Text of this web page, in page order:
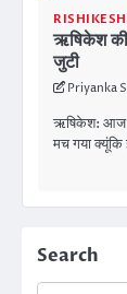
ऋषिकेश की
जुटी
Priyanka
ऋषिकेश: आज
मच गया
Search